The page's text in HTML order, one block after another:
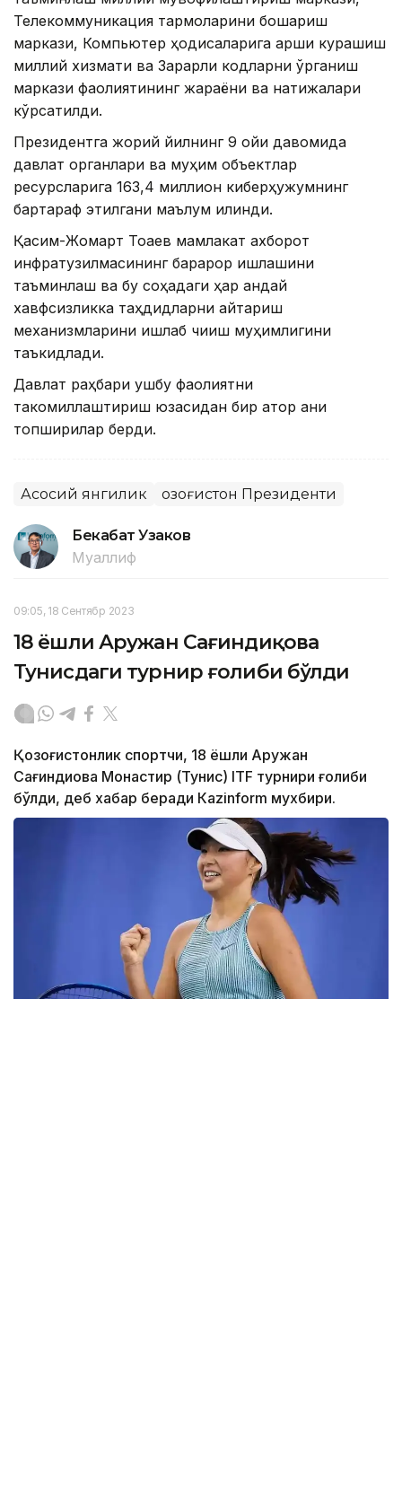
Телекоммуникация тармоқларини бошқариш
маркази, Компьютер ҳодисаларига қарши курашиш
миллий хизмати ва Зарарли кодларни ўрганиш
маркази фаолиятининг жараёни ва натижалари
кўрсатилди.
Президентга жорий йилнинг 9 ойи давомида
давлат органлари ва муҳим объектлар
ресурсларига 163,4 миллион киберҳужумнинг
бартараф этилгани маълум қилинди.
Қасим-Жомарт Тоқаев мамлакат ахборот
инфратузилмасининг барқарор ишлашини
таъминлаш ва бу соҳадаги ҳар қандай
хавфсизликка таҳдидларни қайтариш
механизмларини ишлаб чиқиш муҳимлигини
таъкидлади.
Давлат раҳбари ушбу фаолиятни
такомиллаштириш юзасидан бир қатор аниқ
топшириқлар берди.
Асосий янгилик Қозоғистон Президенти
Бекабат Узаков
Муаллиф
09:05, 18 Сентябр 2023
18 ёшли Аружан Сағиндиқова
Тунисдаги турнир ғолиби бўлди
Қозоғистонлик спортчи, 18 ёшли Аружан
Сағиндиқова Монастир (Тунис) ITF турнири ғолиби
бўлди, деб хабар беради Каzinform мухбири.